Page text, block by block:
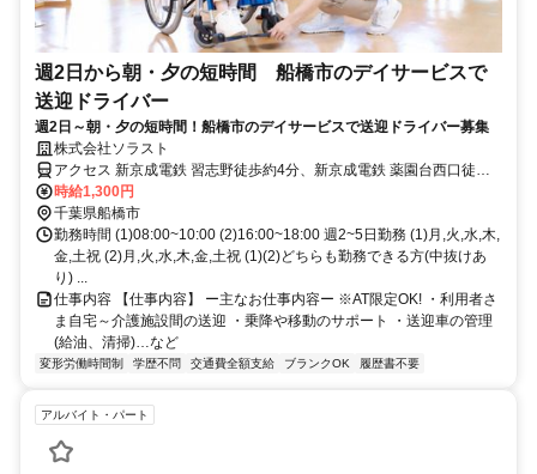
週2日から朝・夕の短時間 船橋市のデイサービスで
送迎ドライバー
週2日～朝・夕の短時間！船橋市のデイサービスで送迎ドライバー募集
株式会社ソラスト
アクセス 新京成電鉄 習志野徒歩約4分、新京成電鉄 薬園台西口徒歩
約6分、新京成電鉄 北習志野西口徒歩約13分
時給1,300円
千葉県船橋市
勤務時間 (1)08:00~10:00 (2)16:00~18:00 週2~5日勤務 (1)月,火,水,木,
金,土祝 (2)月,火,水,木,金,土祝 (1)(2)どちらも勤務できる方(中抜けあ
り) ...
仕事内容 【仕事内容】 ー主なお仕事内容ー ※AT限定OK! ・利用者さ
ま自宅～介護施設間の送迎 ・乗降や移動のサポート ・送迎車の管理
(給油、清掃)…など
変形労働時間制 学歴不問 交通費全額支給 ブランクOK 履歴書不要
アルバイト・パート